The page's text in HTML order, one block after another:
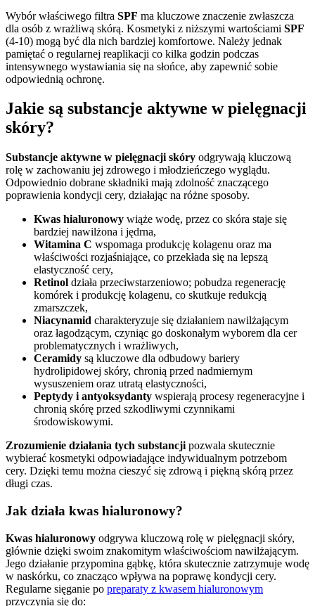
Wybór właściwego filtra SPF ma kluczowe znaczenie zwłaszcza
dla osób z wrażliwą skórą. Kosmetyki z niższymi wartościami SPF
(4-10) mogą być dla nich bardziej komfortowe. Należy jednak
pamiętać o regularnej reaplikacji co kilka godzin podczas
intensywnego wystawiania się na słońce, aby zapewnić sobie
odpowiednią ochronę.
Jakie są substancje aktywne w pielęgnacji
skóry?
Substancje aktywne w pielęgnacji skóry odgrywają kluczową
rolę w zachowaniu jej zdrowego i młodzieńczego wyglądu.
Odpowiednio dobrane składniki mają zdolność znaczącego
poprawienia kondycji cery, działając na różne sposoby.
Kwas hialuronowy wiąże wodę, przez co skóra staje się
bardziej nawilżona i jędrna,
Witamina C wspomaga produkcję kolagenu oraz ma
właściwości rozjaśniające, co przekłada się na lepszą
elastyczność cery,
Retinol działa przeciwstarzeniowo; pobudza regenerację
komórek i produkcję kolagenu, co skutkuje redukcją
zmarszczek,
Niacynamid charakteryzuje się działaniem nawilżającym
oraz łagodzącym, czyniąc go doskonałym wyborem dla cer
problematycznych i wrażliwych,
Ceramidy są kluczowe dla odbudowy bariery
hydrolipidowej skóry, chronią przed nadmiernym
wysuszeniem oraz utratą elastyczności,
Peptydy i antyoksydanty wspierają procesy regeneracyjne i
chronią skórę przed szkodliwymi czynnikami
środowiskowymi.
Zrozumienie działania tych substancji pozwala skutecznie
wybierać kosmetyki odpowiadające indywidualnym potrzebom
cery. Dzięki temu można cieszyć się zdrową i piękną skórą przez
długi czas.
Jak działa kwas hialuronowy?
Kwas hialuronowy odgrywa kluczową rolę w pielęgnacji skóry,
głównie dzięki swoim znakomitym właściwościom nawilżającym.
Jego działanie przypomina gąbkę, która skutecznie zatrzymuje wodę
w naskórku, co znacząco wpływa na poprawę kondycji cery.
Regularne sięganie po preparaty z kwasem hialuronowym
przyczynia się do: